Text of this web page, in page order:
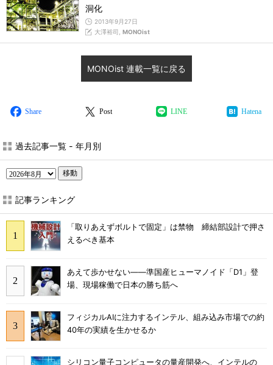
洞化
2013年9月27日
大澤裕司, MONOist
MONOist 連載一覧に戻る
Share Post LINE Hatena
過去記事一覧 - 年月別
移動
記事ランキング
「取りあえずボルトで固定」は禁物 締結部設計で押さ
えるべき基本
あえて歩かせない――準国産ヒューマノイド「D1」登
場、現場稼働で日本の勝ち筋へ
フィジカルAIに注力するインテル、組み込み市場での約
40年の実績を生かせるか
シリコン量子コンピュータの量産開発へ、インテルの